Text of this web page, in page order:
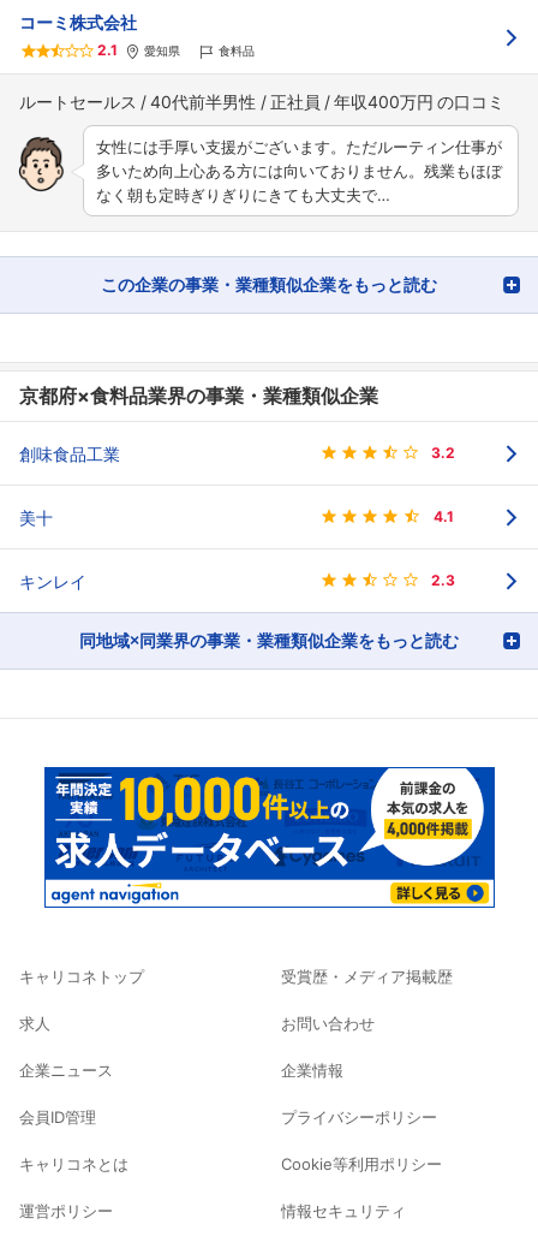
コーミ株式会社
2.1 愛知県 食料品
ルートセールス 40代前半男性 正社員 年収400万円
女性には手厚い支援がございます。ただルーティン仕事が
多いため向上心ある方には向いておりません。残業もほぼ
なく朝も定時ぎりぎりにきても大丈夫で…
この企業の事業・業種類似企業をもっと読む
京都府×食料品業界の事業・業種類似企業
創味食品工業 3.2
美十 4.1
キンレイ 2.3
同地域×同業界の事業・業種類似企業をもっと読む
キャリコネトップ
求人
企業ニュース
会員ID管理
キャリコネとは
運営ポリシー
受賞歴・メディア掲載歴
お問い合わせ
企業情報
プライバシーポリシー
Cookie等利用ポリシー
情報セキュリティ